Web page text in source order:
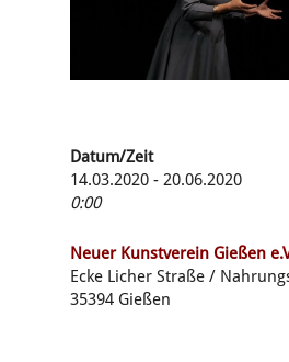
Datum/Zeit
14.03.2020 - 20.06.2020
0:00
Neuer Kunstverein Gießen
Ecke Licher Straße /
35394 Gießen